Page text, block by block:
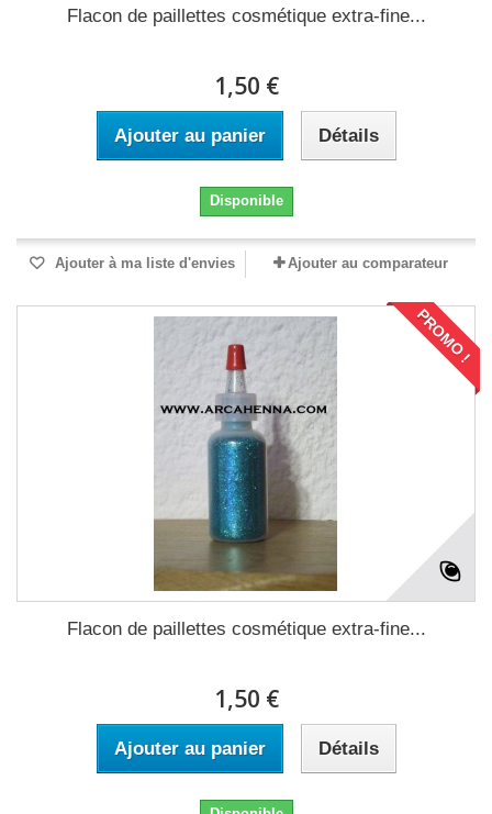
Flacon de paillettes cosmétique extra-fine...
1,50 €
Ajouter au panier Détails
Disponible
Ajouter à ma liste d'envies Ajouter au comparateur
PROMO !
Flacon de paillettes cosmétique extra-fine...
1,50 €
Ajouter au panier Détails